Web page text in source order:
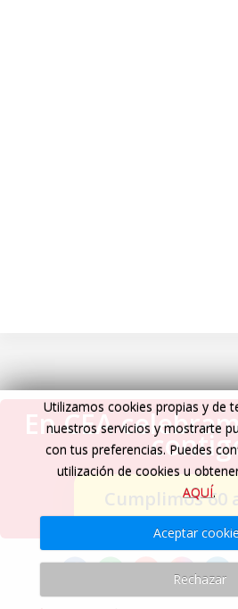
En CEA
Cumplimos 60
Utilizamos cookies propias y de
nuestros servicios y mostrarte
con tus preferencias. Puedes
utilización de cookies u
AQUÍ.
Aceptar
Rechazar